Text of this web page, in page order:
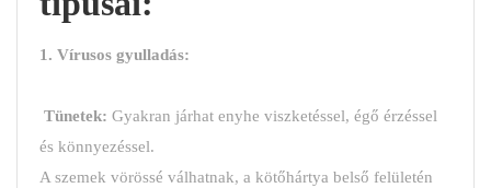
1. Vírusos gyulladás:
Tünetek: Gyakran járhat enyhe viszketéssel, égő érzéssel
és könnyezéssel.
A szemek vörössé válhatnak, a kötőhártya belső felületén